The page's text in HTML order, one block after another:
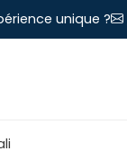
unique ?